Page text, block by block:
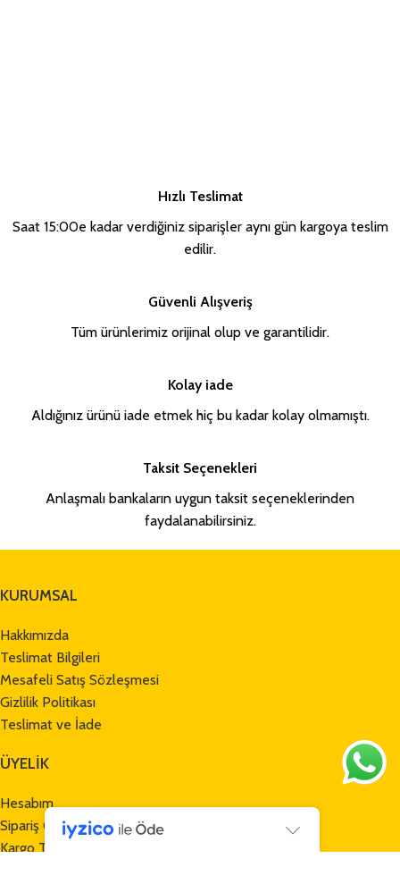
Hızlı Teslimat
Saat 15:00e kadar verdiğiniz siparişler aynı gün kargoya teslim
edilir.
Güvenli Alışveriş
Tüm ürünlerimiz orijinal olup ve garantilidir.
Kolay iade
Aldığınız ürünü iade etmek hiç bu kadar kolay olmamıştı.
Taksit Seçenekleri
Anlaşmalı bankaların uygun taksit seçeneklerinden
faydalanabilirsiniz.
KURUMSAL
Hakkımızda
Teslimat Bilgileri
Mesafeli Satış Sözleşmesi
Gizlilik Politikası
Teslimat ve İade
ÜYELİK
Hesabım
Sipariş Geçmişi
Kargo Takibi